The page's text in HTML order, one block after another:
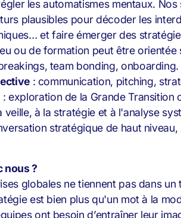
les automatismes mentaux. Nos
plausibles pour décoder les
et faire émerger des
ou de formation peut être
team bonding, onboarding.
: communication, pitching,
: exploration de la Grande Transition
veille, à la stratégie et à l'analyse
stratégique de haut
nous ?
globales ne tiennent pas dans un
est bien plus qu'un mot à la
ont besoin d’entraîner leur